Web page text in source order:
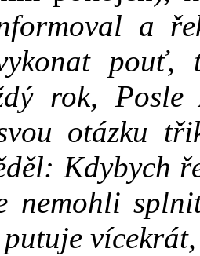
a
pouť,
rok, Posle
otázku
Kdybych
nemohli